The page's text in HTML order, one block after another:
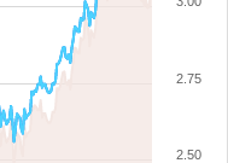
2.50
2.75